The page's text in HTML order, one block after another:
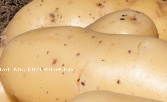
DATENSCHUTZERKLÄRUNG